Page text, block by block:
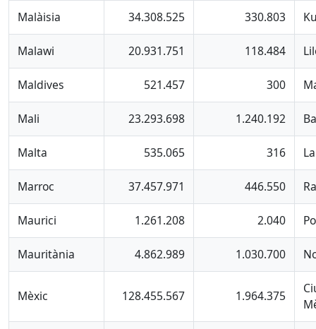
Malàisia 34.308.525 330.803
Malawi 20.931.751 118.484
Maldives 521.457 300
Mali 23.293.698 1.240.192
Malta 535.065 316
Marroc 37.457.971 446.550
Maurici 1.261.208 2.040
Mauritània 4.862.989 1.030.700
Mèxic 128.455.567 1.964.375